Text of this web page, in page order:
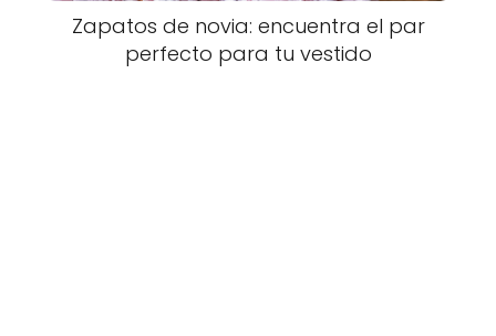
Zapatos de novia: encuentra el par
perfecto para tu vestido